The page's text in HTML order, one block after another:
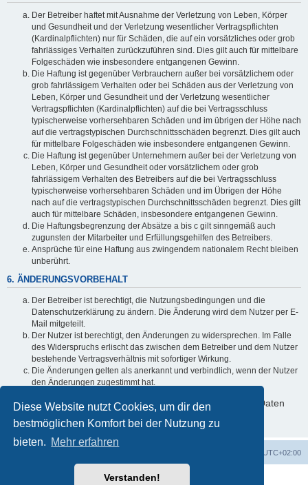
Diese Website nutzt Cookies, um dir den
bestmöglichen Komfort bei der Nutzung zu
bieten. Mehr erfahren
Verstanden!
Der Betreiber haftet mit Ausnahme der Verletzung von Leben, Körper
und Gesundheit und der Verletzung wesentlicher Vertragspflichten
(Kardinalpflichten) nur für Schäden, die auf ein vorsätzliches oder grob
fahrlässiges Verhalten zurückzuführen sind. Dies gilt auch für mittelbare
Folgeschäden wie insbesondere entgangenen Gewinn.
Die Haftung ist gegenüber Verbrauchern außer bei vorsätzlichem oder
grob fahrlässigem Verhalten oder bei Schäden aus der Verletzung von
Leben, Körper und Gesundheit und der Verletzung wesentlicher
Vertragspflichten (Kardinalpflichten) auf die bei Vertragsschluss
typischerweise vorhersehbaren Schäden und im übrigen der Höhe nach
auf die vertragstypischen Durchschnittsschäden begrenzt. Dies gilt auch
für mittelbare Folgeschäden wie insbesondere entgangenen Gewinn.
Die Haftung ist gegenüber Unternehmern außer bei der Verletzung von
Leben, Körper und Gesundheit oder vorsätzlichem oder grob
fahrlässigem Verhalten des Betreibers auf die bei Vertragsschluss
typischerweise vorhersehbaren Schäden und im Übrigen der Höhe
nach auf die vertragstypischen Durchschnittsschäden begrenzt. Dies gilt
auch für mittelbare Schäden, insbesondere entgangenen Gewinn.
Die Haftungsbegrenzung der Absätze a bis c gilt sinngemäß auch
zugunsten der Mitarbeiter und Erfüllungsgehilfen des Betreibers.
Ansprüche für eine Haftung aus zwingendem nationalem Recht bleiben
unberührt.
6. ÄNDERUNGSVORBEHALT
Der Betreiber ist berechtigt, die Nutzungsbedingungen und die
Datenschutzerklärung zu ändern. Die Änderung wird dem Nutzer per E-
Mail mitgeteilt.
Der Nutzer ist berechtigt, den Änderungen zu widersprechen. Im Falle
des Widerspruchs erlischt das zwischen dem Betreiber und dem Nutzer
bestehende Vertragsverhältnis mit sofortiger Wirkung.
Die Änderungen gelten als anerkannt und verbindlich, wenn der Nutzer
den Änderungen zugestimmt hat.
Informationen über den Umgang mit deinen persönlichen Daten
sind in der Datenschutzerklärung enthalten.
UTC+02:00
Powered byphpBB® Forum Software © phpBB Limited